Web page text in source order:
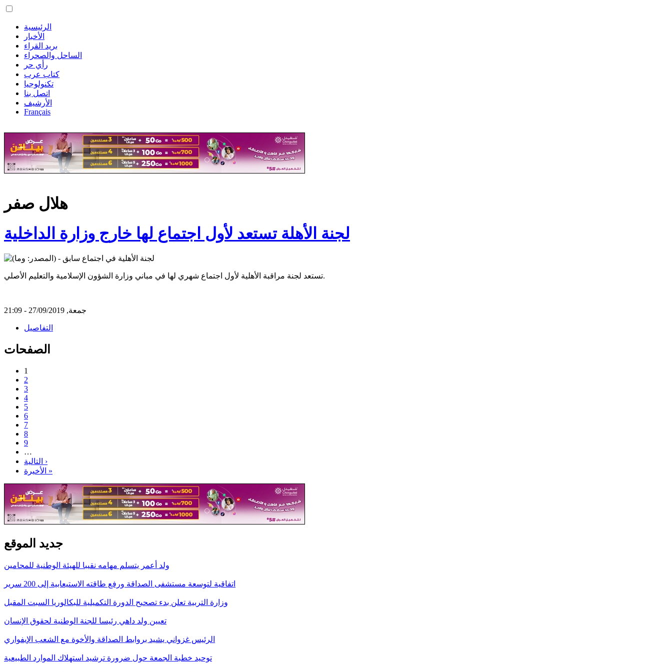
الرئيسية
الأخبار
بريد القراء
الساحل والصحراء
رأي حر
كتاب عرب
تكنولوجيا
اتصل بنا
الأرشيف
Français
هلال صفر
لجنة الأهلة تستعد لأول اجتماع لها خارج وزارة الداخلية
تستعد لجنة مراقبة الأهلية لأول اجتماع شهري لها في مباني وزارة الشؤون الإسلامية والتعليم الأصلي.
جمعة, 27/09/2019 - 21:09
التفاصيل
الصفحات
1
2
3
4
5
6
7
8
9
…
التالية ›
الأخيرة »
جديد الموقع
ولد أعمر يتسلم مهامه نقيبا للهيئة الوطنية للمحامين
اتفاقية لتوسعة مستشفى الصداقة ورفع طاقته الاستيعابية إلى 200 سرير
وزارة التربية تعلن بدء تصحيح الدورة التكميلية للبكالوريا السبت المقبل
تعيين ولد داهي رئيسا للجنة الوطنية لحقوق الإنسان
الرئيس غزواني يشيد بروابط الصداقة والأخوة مع الشعب الإيفواري
توحيد خطبة الجمعة حول ضرورة ترشيد استهلاك الموارد الطبيعية